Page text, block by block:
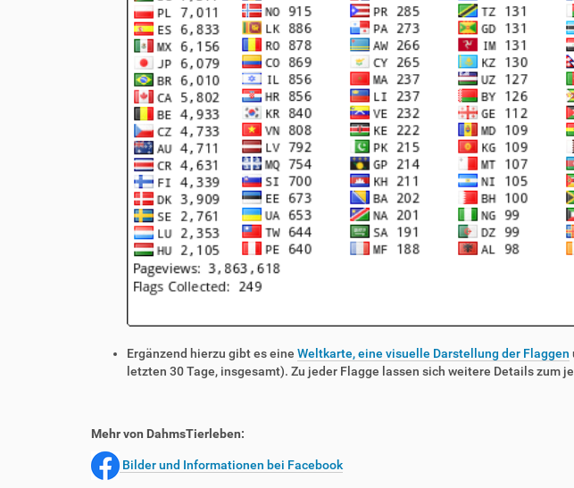
Ergänzend hierzu gibt es eine Weltkarte, eine visuelle Darstellung der Flaggen
letzten 30 Tage, insgesamt). Zu jeder Flagge lassen sich weitere Details zum
Mehr von DahmsTierleben:
Bilder und Informationen bei Facebook